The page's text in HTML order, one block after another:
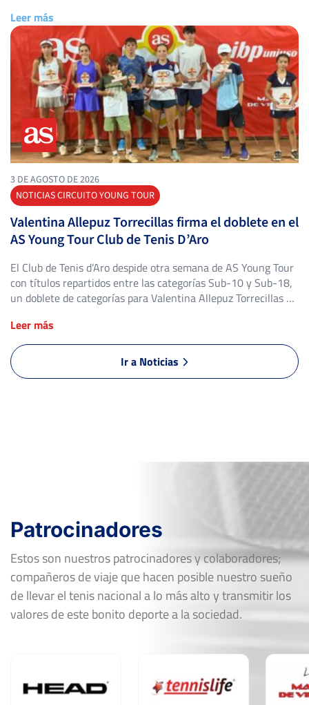
cuadros. Torneo Alces XLIV: título para Alejandro López
Escribano El Torneo Alces […]
Leer más
3 DE AGOSTO DE 2026
NOTICIAS CIRCUITO YOUNG TOUR
Valentina Allepuz Torrecillas firma el doblete en el
AS Young Tour Club de Tenis D’Aro
El Club de Tenis d’Aro despide otra semana de AS Young Tour
con títulos repartidos entre las categorías Sub-10 y Sub-18,
un doblete de categorías para Valentina Allepuz Torrecillas y
tie-break de infarto. El Open de Tenis Club de Tenis D’Aro ha
bajado el […]
Leer más
Ir a Noticias
Patrocinadores
Estos son nuestros patrocinadores y colaboradores;
compañeros de viaje que hacen posible nuestro sueño
de llevar el tenis nacional a lo más alto y transmitir los
valores de este bonito deporte a la sociedad.